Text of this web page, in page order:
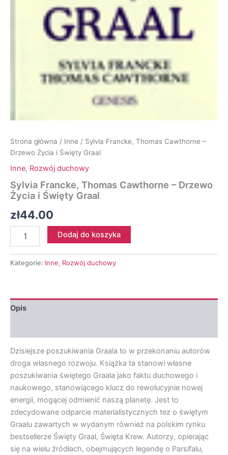
Strona główna / Inne / Sylvia Francke, Thomas Cawthorne –
Drzewo Życia i Święty Graal
Inne, Rozwój duchowy
Sylvia Francke, Thomas Cawthorne – Drzewo
Życia i Święty Graal
zł44.00
Sylvia
Thomas
Życia
i
Dodaj do koszyka
Kategorie: Inne, Rozwój duchowy
Opis
Dzisiejsze poszukiwania Graala to w przekonaniu autorów
droga własnego rozwoju. Książka ta stanowi własne
poszukiwania świętego Graala jako faktu duchowego i
naukowego, stanowiącego klucz do rewolucyjnie nowej
energii, mogącej odmienić naszą planetę. Jest to
zdecydowane odparcie materialistycznych tez o świętym
Graalu zawartych w wydanym również na polskim rynku
bestsellerze Święty Graal, Święta Krew. Autorzy, opierając
się na wielu źródłach, obejmujących legendę o Parsifalu,